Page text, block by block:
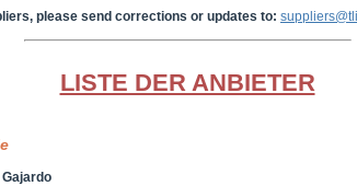
please send corrections or updates to:
LISTE DER ANBIETER
Gajardo